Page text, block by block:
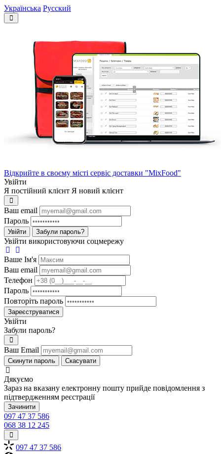
Українська Русский
Відкрийте в своєму місті сервіс доставки "MixFood"
Увійти
Я постійний клієнт Я новий клієнт
Ваш email
Пароль
Увійти Забули пароль?
Увійти використовуючи соцмережу
Ваше Iм'я
Ваш email
Телефон
Пароль
Повторіть пароль
Зареєструватися
Увійти
Забули пароль?
Ваш Email
Скинути пароль Скасувати
Дякуємо
Зараз на вказану електронну пошту прийде повідомлення з
підтвердженням реєстрації
Зачинити
097 47 37 586
068 38 12 245
097 47 37 586